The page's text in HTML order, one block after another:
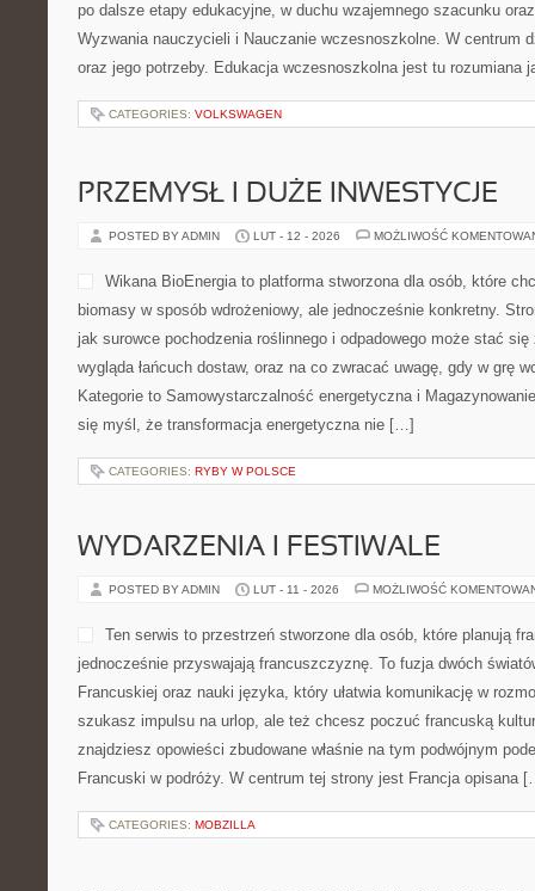
po dalsze etapy edukacyjne, w duchu wzajemnego szacunku
Wyzwania nauczycieli i Nauczanie wczesnoszkolne. W centrum
oraz jego potrzeby. Edukacja wczesnoszkolna jest tu rozumiana
CATEGORIES: VOLKSWAGEN
PRZEMYSŁ I DUŻE INWESTYCJE
POSTED BY ADMIN LUT - 12 - 2026 MOŻLIWOŚĆ
Wikana BioEnergia to platforma stworzona dla osób, które
biomasy w sposób wdrożeniowy, ale jednocześnie konkretny.
jak surowce pochodzenia roślinnego i odpadowego może stać się
wygląda łańcuch dostaw, oraz na co zwracać uwagę, gdy w grę
Kategorie to Samowystarczalność energetyczna i
się myśl, że transformacja energetyczna nie […]
CATEGORIES: RYBY W POLSCE
WYDARZENIA I FESTIWALE
POSTED BY ADMIN LUT - 11 - 2026 MOŻLIWOŚĆ
Ten serwis to przestrzeń stworzone dla osób, które planują
jednocześnie przyswajają francuszczyznę. To fuzja dwóch
Francuskiej oraz nauki języka, który ułatwia komunikację w
szukasz impulsu na urlop, ale też chcesz poczuć francuską
znajdziesz opowieści zbudowane właśnie na tym podwójnym
Francuski w podróży. W centrum tej strony jest Francja opisana
CATEGORIES: MOBZILLA